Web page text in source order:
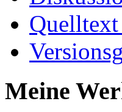
Quelltext
Meine